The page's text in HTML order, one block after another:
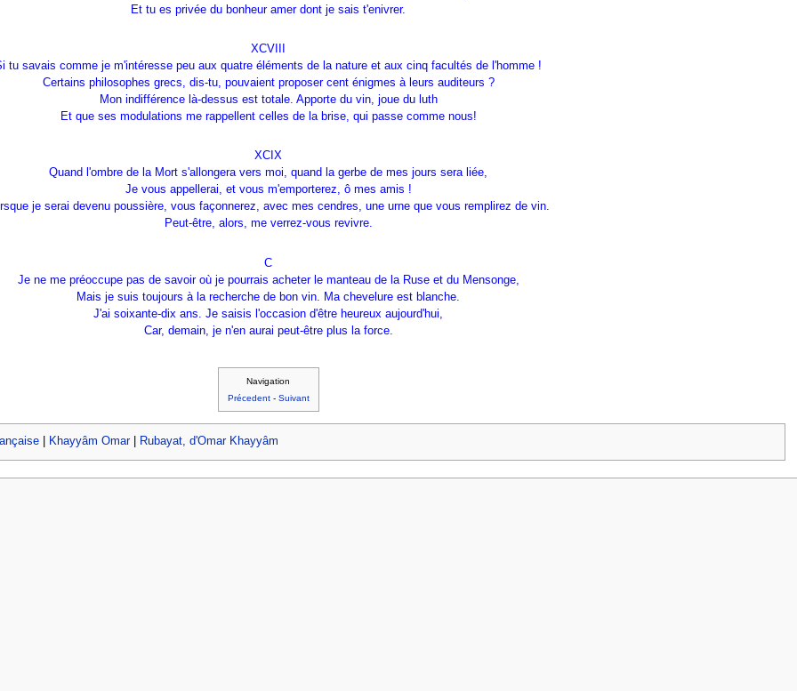
Et tu es privée du bonheur amer dont je sais t'enivrer.
XCVIII
tu savais comme je m'intéresse peu aux quatre éléments de la nature et aux cinq facultés de l'homme !
Certains philosophes grecs, dis-tu, pouvaient proposer cent énigmes à leurs auditeurs ?
Mon indifférence là-dessus est totale. Apporte du vin, joue du luth
Et que ses modulations me rappellent celles de la brise, qui passe comme nous!
XCIX
Quand l'ombre de la Mort s'allongera vers moi, quand la gerbe de mes jours sera liée,
Je vous appellerai, et vous m'emporterez, ô mes amis !
je serai devenu poussière, vous façonnerez, avec mes cendres, une urne que vous remplirez de vin.
Peut-être, alors, me verrez-vous revivre.
C
Je ne me préoccupe pas de savoir où je pourrais acheter le manteau de la Ruse et du Mensonge,
Mais je suis toujours à la recherche de bon vin. Ma chevelure est blanche.
J'ai soixante-dix ans. Je saisis l'occasion d'être heureux aujourd'hui,
Car, demain, je n'en aurai peut-être plus la force.
Navigation
Précedent- Suivant
| Khayyâm Omar| Rubayat, d'Omar Khayyâm